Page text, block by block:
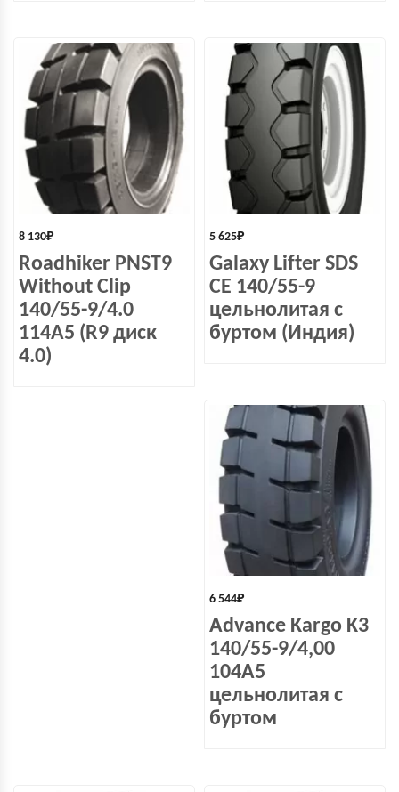
8 130₽
Roadhiker PNST9
Without Clip
140/55-9/4.0
114A5 (R9 диск
4.0)
5 625₽
Galaxy Lifter SDS
СЕ 140/55-9
цельнолитая с
буртом (Индия)
6 544₽
Advance Kargo K3
140/55-9/4,00
104A5
цельнолитая с
буртом